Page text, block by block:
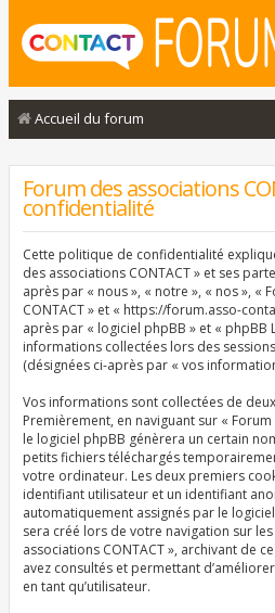
Accueil du forum
Forum des associations
confidentialité
Cette politique de confidentialité
des associations CONTACT » et ses
après par « nous », « notre », « nos », «
CONTACT » et « https://forum.asso-
après par « logiciel phpBB » et « phpBB
informations collectées lors des
(désignées ci-après par « vos
Vos informations sont collectées de
Premièrement, en naviguant sur «
le logiciel phpBB génèrera un certain
petits fichiers téléchargés
votre ordinateur. Les deux premiers
identifiant utilisateur et un identifiant
automatiquement assignés par le
sera créé lors de votre navigation sur
associations CONTACT », archivant de
avez consultés et permettant
en tant qu’utilisateur.